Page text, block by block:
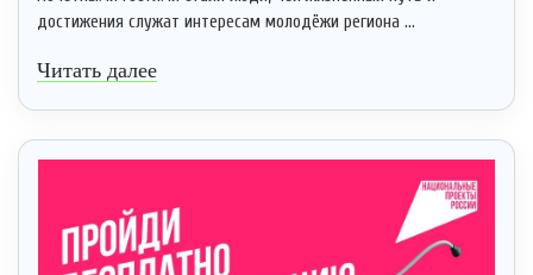
достижения служат интересам молодёжи региона ...
Читать далее